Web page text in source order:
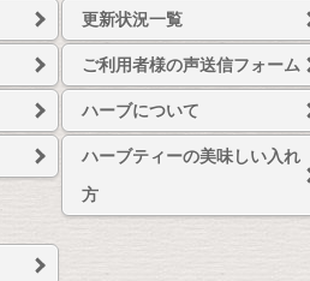
更新状況一覧
ご利用者様の声送信フォーム
ハーブについて
ハーブティーの美味しい入れ
方